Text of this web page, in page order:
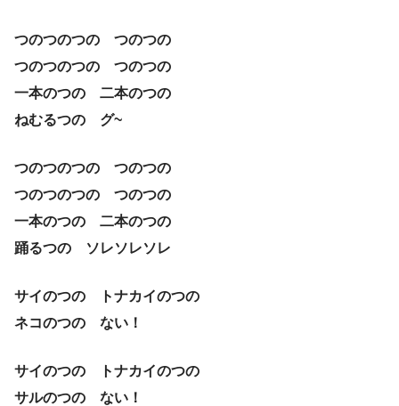
つのつのつの つのつの
つのつのつの つのつの
一本のつの 二本のつの
ねむるつの グ~
つのつのつの つのつの
つのつのつの つのつの
一本のつの 二本のつの
踊るつの ソレソレソレ
サイのつの トナカイのつの
ネコのつの ない！
サイのつの トナカイのつの
サルのつの ない！